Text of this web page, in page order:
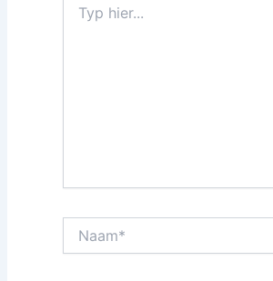
hier...